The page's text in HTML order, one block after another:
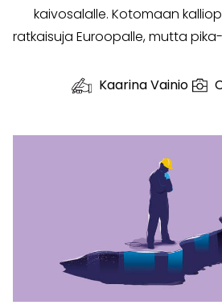
kaivosalalle. Kotomaan
ratkaisuja Euroopalle, mutta
Kaarina Vainio